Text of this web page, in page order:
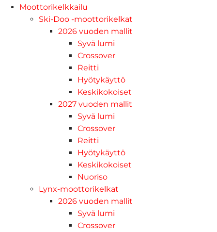
Moottorikelkkailu
Ski-Doo -moottorikelkat
2026 vuoden mallit
Syvä lumi
Crossover
Reitti
Hyötykäyttö
Keskikokoiset
2027 vuoden mallit
Syvä lumi
Crossover
Reitti
Hyötykäyttö
Keskikokoiset
Nuoriso
Lynx-moottorikelkat
2026 vuoden mallit
Syvä lumi
Crossover